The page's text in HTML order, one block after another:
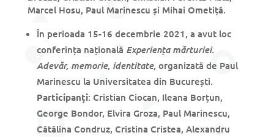
Marcel Hosu, Paul Marinescu și Mihai Ometiță.
În perioada 15-16 decembrie 2021, a avut loc
conferința națională Experiența mărturiei.
Adevăr, memorie, identitate, organizată de Paul
Marinescu la Universitatea din București.
Participanți: Cristian Ciocan, Ileana Borțun,
George Bondor, Elvira Groza, Paul Marinescu,
Cătălina Condruz, Cristina Cristea, Alexandru